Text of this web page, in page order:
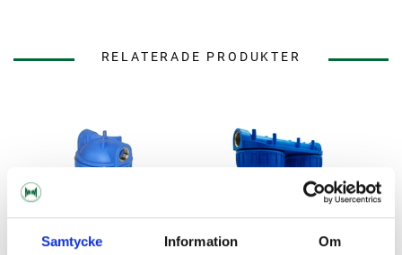
Samtycke Information Om
RELATERADE PRODUKTER